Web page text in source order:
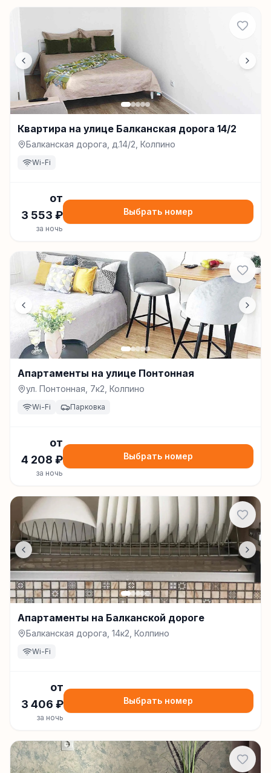
Квартира на улице Балканская дорога 14/2
Балканская дорога, д.14/2, Колпино
Wi-Fi
от
3 553 ₽
за ночь
Выбрать номер
Апартаменты на улице Понтонная
ул. Понтонная, 7к2, Колпино
Wi-Fi Парковка
от
4 208 ₽
за ночь
Выбрать номер
Апартаменты на Балканской дороге
Балканская дорога, 14к2, Колпино
Wi-Fi
от
3 406 ₽
за ночь
Выбрать номер